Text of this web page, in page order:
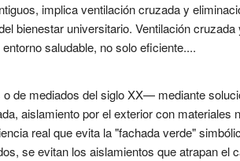
implica ventilación cruzada y
bienestar universitario. Ventilación
saludable, no solo eficiente....
de mediados del siglo XX— mediante
aislamiento por el exterior con materiales
real que evita la "fachada verde"
se evitan los aislamientos que atrapan el